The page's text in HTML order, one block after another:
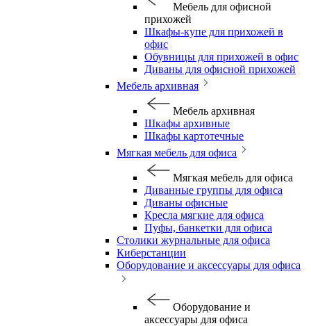
Мебель для офисной
прихожей
Шкафы-купе для прихожей в
офис
Обувницы для прихожей в офис
Диваны для офисной прихожей
Мебель архивная
Мебель архивная
Шкафы архивные
Шкафы картотечные
Мягкая мебель для офиса
Мягкая мебель для офиса
Диванные группы для офиса
Диваны офисные
Кресла мягкие для офиса
Пуфы, банкетки для офиса
Столики журнальные для офиса
Киберстанции
Оборудование и аксессуары для офиса
Оборудование и
аксессуары для офиса